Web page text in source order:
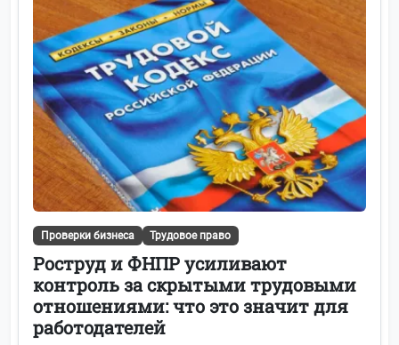
Проверки бизнеса Трудовое право
Роструд и ФНПР усиливают
контроль за скрытыми трудовыми
отношениями: что это значит для
работодателей